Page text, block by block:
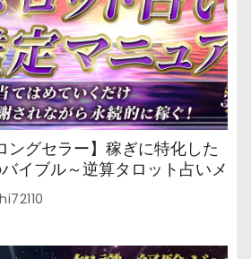
ングセラー】稼ぎに特化した
イブル～逆算タロット占いメ
～